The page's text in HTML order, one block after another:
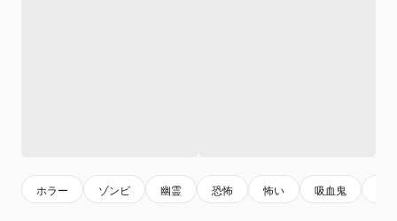
ホラー ゾンビ 幽霊 恐怖 怖い 吸血鬼